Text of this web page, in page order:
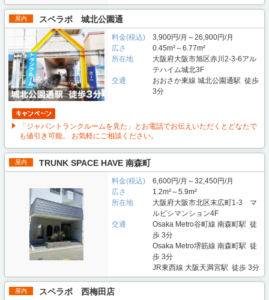
屋内 スペラボ 城北公園通
料金(税込)
3,900円/月～26,900円/月
広さ
0.45m²～6.77m²
所在地
大阪府大阪市旭区赤川2-3-6アル
テハイム城北3F
交通
おおさか東線 城北公園通駅 徒歩
3分
「ジャパントランクルームを見た」とお電話でお伝えいただくとどなたで
も値引き可能。 お気軽にご相談ください。
屋内 TRUNK SPACE HAVE 南森町
料金(税込)
6,600円/月～32,450円/月
広さ
1.2m²～5.9m²
所在地
大阪府大阪市北区末広町1-3 マ
ルビシマンション4F
交通
Osaka Metro谷町線 南森町駅 徒
歩 3分
Osaka Metro堺筋線 南森町駅 徒
歩 3分
JR東西線 大阪天満宮駅 徒歩 3分
屋内 スペラボ 西梅田店